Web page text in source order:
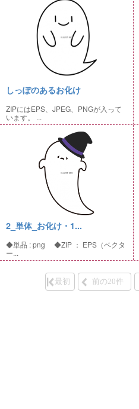
しっぽのあるお化け
ZIPにはEPS、JPEG、PNGが入って
います。 ...
2_単体_お化け・1...
◆単品 : png ◆ZIP ： EPS（ベクタ
ー...
最初 前の20件